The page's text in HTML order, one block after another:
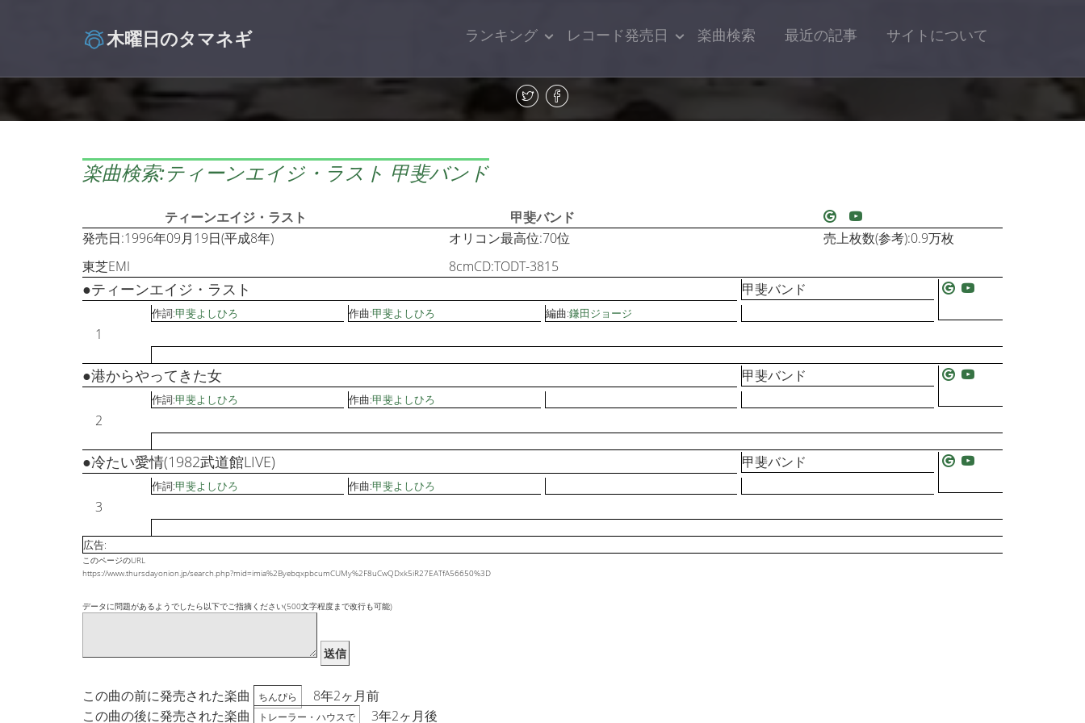
木曜日のタマネギ ランキング レコード発売日 楽曲検索 最近の記事 サイトについて
楽曲検索:ティーンエイジ・ラスト 甲斐バンド
ティーンエイジ・ラスト
甲斐バンド
発売日:1996年09月19日(平成8年)
オリコン最高位:70位
売上枚数(参考):0.9万枚
東芝EMI
8cmCD:TODT-3815
1
●ティーンエイジ・ラスト 甲斐バンド
作詞:甲斐よしひろ 作曲:甲斐よしひろ 編曲:鎌田ジョージ
2
●港からやってきた女 甲斐バンド
作詞:甲斐よしひろ 作曲:甲斐よしひろ
3
●冷たい愛情(1982武道館LIVE) 甲斐バンド
作詞:甲斐よしひろ 作曲:甲斐よしひろ
広告:
このページのURL
https://www.thursdayonion.jp/search.php?mid=imia%2ByebqxpbcumCUMy%2F8uCwQDxk5iR27EATfA56650%3D
データに問題があるようでしたら以下でご指摘ください(500文字程度まで改行も可能)
送信
この曲の前に発売された楽曲 ちんぴら
8年2ヶ月前
この曲の後に発売された楽曲
トレーラー・ハウスで 3年2ヶ月後